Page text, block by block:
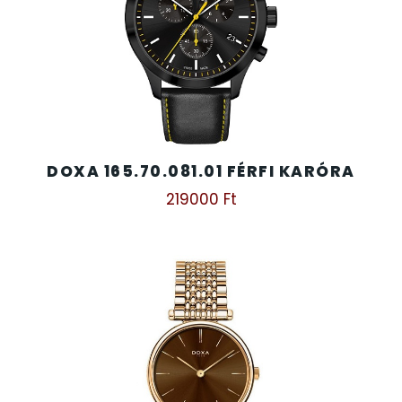
DOXA 165.70.081.01 FÉRFI KARÓRA
219000 Ft
SZÁMOLÓGÉPEK
TIMESTAR HÁLÓZATI ÉBRESZTŐÓRÁK
TISSOT